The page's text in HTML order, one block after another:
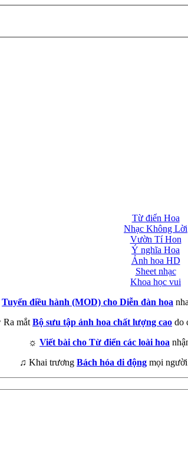
Từ điển Hoa
Nhạc Không Lời
Vườn Tí Hon
Ý nghĩa Hoa
Ảnh hoa HD
Sheet nhạc
Khoa học vui
Tuyển điều hành (MOD) cho Diễn đàn hoa
Ra mắt Bộ sưu tập ảnh hoa chất lượng cao do
☼ Viết bài cho Từ điển các loài hoa
♫ Khai trương Bách hóa di động mọi